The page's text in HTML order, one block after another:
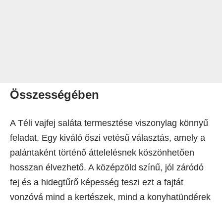
Összességében
A Téli vajfej saláta termesztése viszonylag könnyű
feladat. Egy kiváló őszi vetésű választás, amely a
palántaként történő áttelelésnek köszönhetően
hosszan élvezhető. A középzöld színű, jól záródó
fej és a hidegtűrő képesség teszi ezt a fajtát
vonzóvá mind a kertészek, mind a konyhatündérek